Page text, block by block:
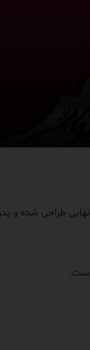
طراحی شده و
است.